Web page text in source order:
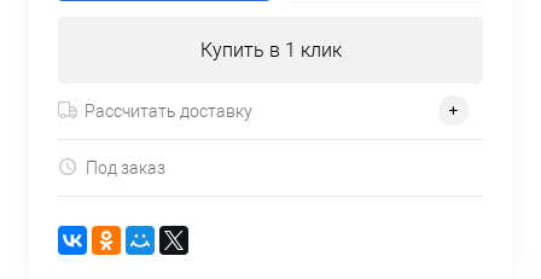
Купить в 1 клик
Рассчитать доставку
Под заказ